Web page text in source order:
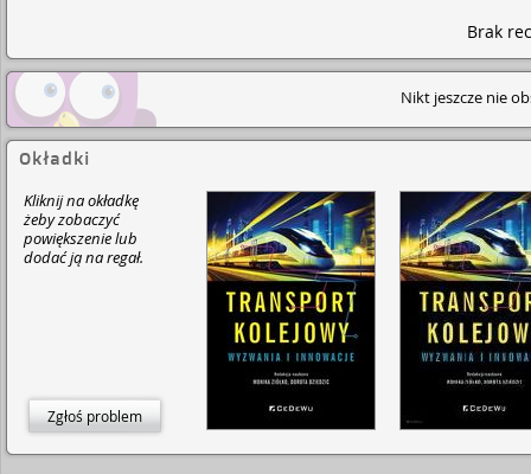
Brak
Nikt jeszcze nie
Okładki
Kliknij na okładkę
żeby zobaczyć
powiększenie lub
dodać ją na regał.
Zgłoś problem